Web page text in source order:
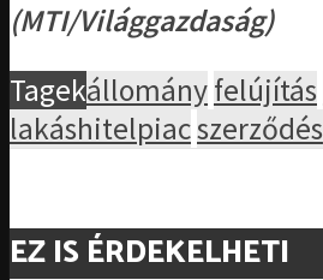
(MTI/Világgazdaság)
Tagekállományfelújítás
lakáshitelpiacszerződés
EZ IS ÉRDEKELHETI